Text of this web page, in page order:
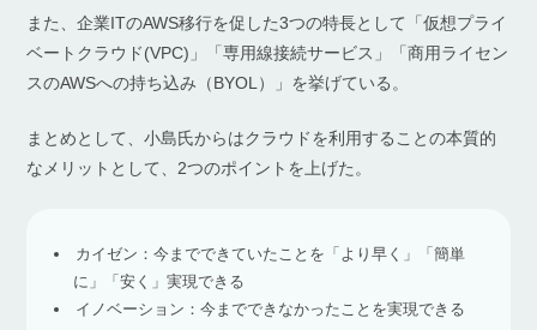
また、企業ITのAWS移行を促した3つの特長として「仮想プライ
ベートクラウド(VPC)」「専用線接続サービス」「商用ライセン
スのAWSへの持ち込み（BYOL）」を挙げている。
まとめとして、小島氏からはクラウドを利用することの本質的
なメリットとして、2つのポイントを上げた。
カイゼン：今までできていたことを「より早く」「簡単
に」「安く」実現できる
イノベーション：今までできなかったことを実現できる